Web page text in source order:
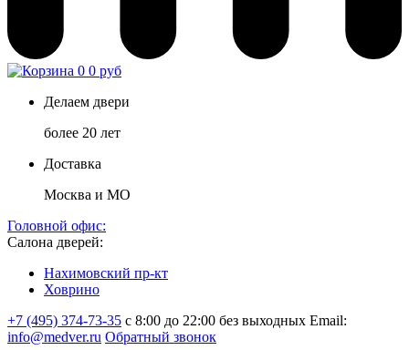
0 0 руб
Делаем двери
более 20 лет
Доставка
Москва и МО
Головной офис:
Салона дверей:
Нахимовский пр-кт
Ховрино
+7 (495) 374-73-35 с 8:00 до 22:00 без выходных Email:
info@medver.ru Обратный звонок